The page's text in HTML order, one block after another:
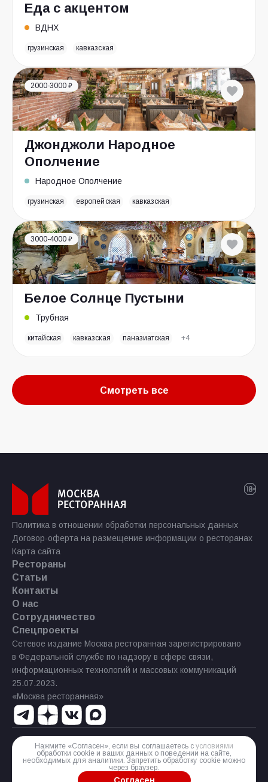
Еда с акцентом
ВДНХ
грузинская кавказская
2000-3000 ₽
Джонджоли Народное
Ополчение
Народное Ополчение
грузинская европейская кавказская
3000-4000 ₽
Белое Солнце Пустыни
Трубная
китайская кавказская паназиатская +4
Смотреть все
Политика в отношении обработки персональных данных
Договор-оферта на размещение информации о ресторанах
Карта сайта
Рестораны
Статьи
Контакты
О нас
Сотрудничество
Спецпроекты
Сетевое издание Москва ресторанная зарегистрировано
в Федеральной службе по надзору в сфере связи,
информационных технологий и массовых коммуникаций
25.07.2023.
«Москва ресторанная»
Реестровая запись Эл № ФС77−85 644 от 21 июля 2023 г.
Разработка сайта
Нажмите «Согласен», если вы соглашаетесь с условиями
обработки cookie и ваших данных о поведении на сайте,
необходимых для аналитики. Запретить обработку cookie можно
через браузер.